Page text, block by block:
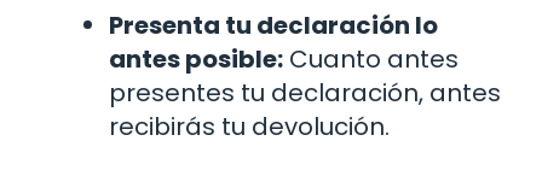
Presenta tu declaración lo
antes posible: Cuanto antes
presentes tu declaración, antes
recibirás tu devolución.